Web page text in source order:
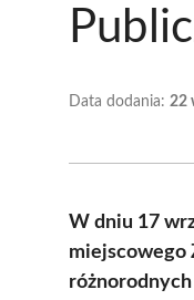
Data dodania: 22
W dniu 17
miejscowego